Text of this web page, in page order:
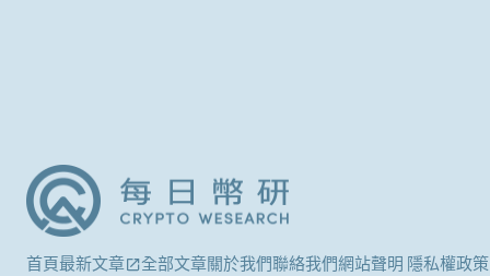
首頁最新文章 全部文章關於我們聯絡我們網站聲明 隱私權政策